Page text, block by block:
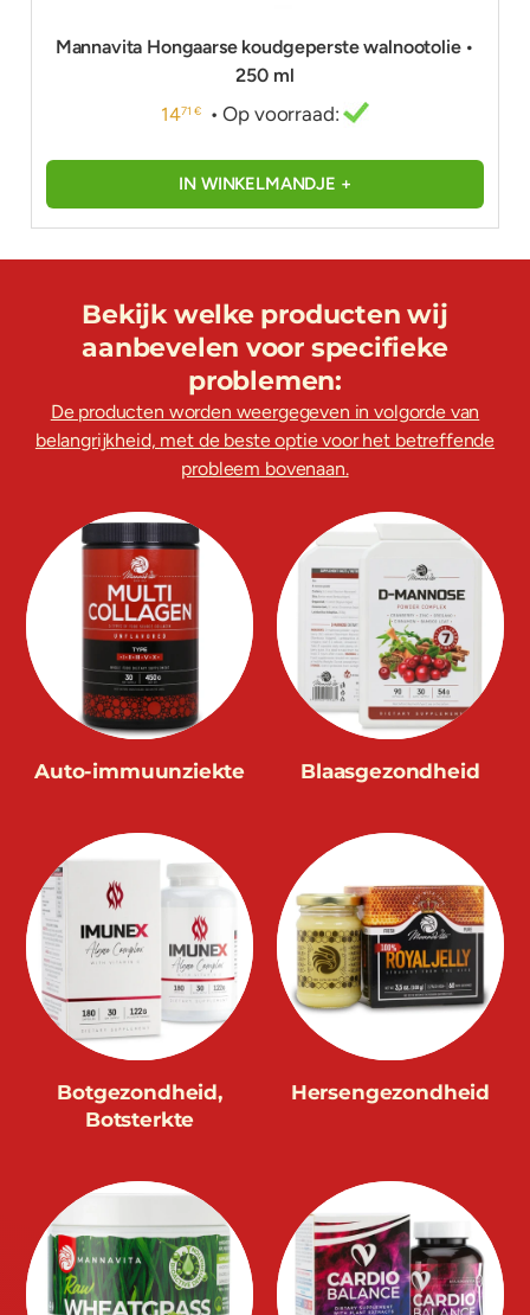
Mannavita Hongaarse koudgeperste walnootolie •
250 ml
1471 € • Op voorraad:
IN WINKELMANDJE +
Bekijk welke producten wij
aanbevelen voor specifieke
problemen:
De producten worden weergegeven in volgorde van
belangrijkheid, met de beste optie voor het betreffende
probleem bovenaan.
Auto-immuunziekte Blaasgezondheid
Botgezondheid,
Botsterkte
Hersengezondheid